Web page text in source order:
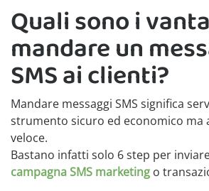
Quali sono i
mandare un
SMS ai clienti?
Mandare messaggi SMS significa
strumento sicuro ed economico ma
veloce.
Bastano infatti solo 6 step per
campagna SMS marketing o